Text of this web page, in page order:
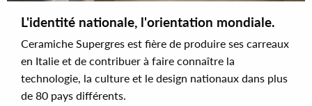
L'identité nationale, l'orientation mondiale.
Ceramiche Supergres est fière de produire ses carreaux
en Italie et de contribuer à faire connaître la
technologie, la culture et le design nationaux dans plus
de 80 pays différents.